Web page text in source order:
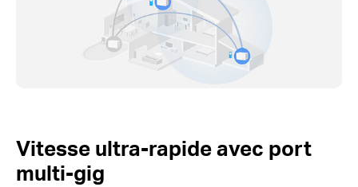
Vitesse ultra-rapide avec port
multi-gig